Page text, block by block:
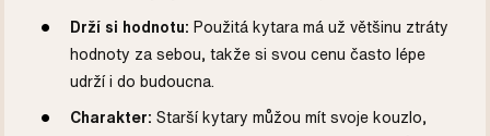
Drží si hodnotu: Použitá kytara má už většinu ztráty
hodnoty za sebou, takže si svou cenu často lépe
udrží i do budoucna.
Charakter: Starší kytary můžou mít svoje kouzlo,